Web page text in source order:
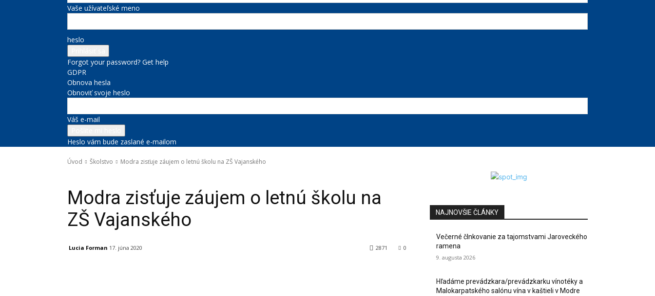
Vaše užívateľské meno
heslo
Forgot your password? Get help
GDPR
Obnova hesla
Obnoviť svoje heslo
Váš e-mail
Heslo vám bude zaslané e-mailom
Úvod Školstvo Modra zisťuje záujem o letnú školu na ZŠ Vajanského
Modra zisťuje záujem o letnú školu na
ZŠ Vajanského
Lucia Forman 17. júna 2020 0
2871
NAJNOVŠIE ČLÁNKY
Večerné člnkovanie za tajomstvami Jaroveckého
ramena
9. augusta 2026
Hľadáme prevádzkara/prevádzkarku vínotéky a
Malokarpatského salónu vína v kaštieli v Modre